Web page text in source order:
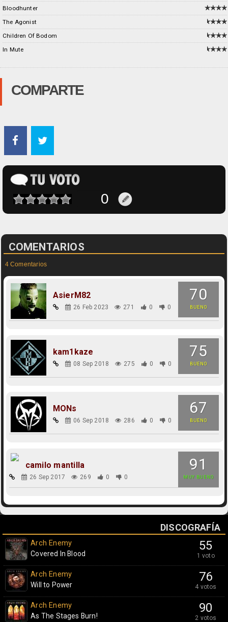
Bloodhunter
The Agonist
Children Of Bodom
In Mute
COMPARTE
COMENTARIOS
4 Comentarios
70
BUENO
AsierM82
26 Feb 2023 271 0 0
75
BUENO
kam1kaze
08 Sep 2018 275 0 0
67
BUENO
MONs
06 Sep 2018 286 0 0
91
MUY BUENO
camilo mantilla
26 Sep 2017 269 0 0
DISCOGRAFÍA
55
1 voto
Arch Enemy
Covered In Blood
76
4 votos
Arch Enemy
Will to Power
90
2 votos
Arch Enemy
As The Stages Burn!